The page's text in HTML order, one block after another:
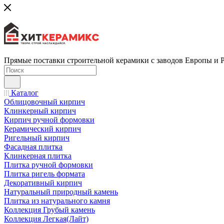
Прямые поставки строительной керамики с заводов Европы и
Каталог
Облицовочный кирпич
Клинкерный кирпич
Кирпич ручной формовки
Керамический кирпич
Ригельный кирпич
Фасадная плитка
Клинкерная плитка
Плитка ручной формовки
Плитка ригель формата
Декоративный кирпич
Натуральный природный камень
Плитка из натурального камня
Коллекция Грубый камень
Коллекция Легкая(Лайт)